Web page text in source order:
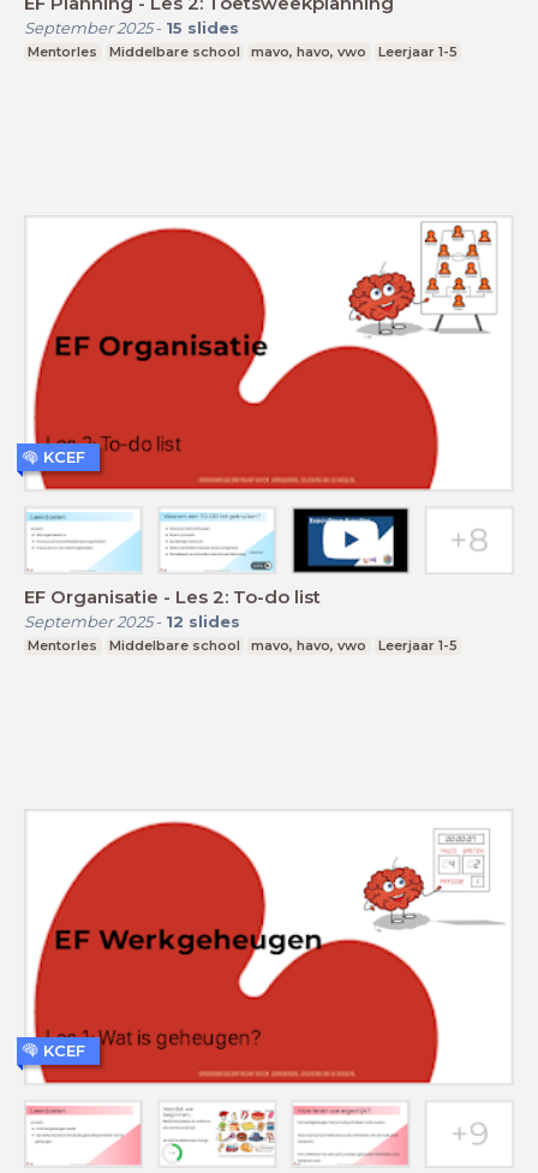
September 2025- 15 slides
Mentorles Middelbare school mavo, havo, vwo Leerjaar 1-5
EF Organisatie - Les 2: To-do list
September 2025- 12 slides
Mentorles Middelbare school mavo, havo, vwo Leerjaar 1-5
KCEF
KCEF